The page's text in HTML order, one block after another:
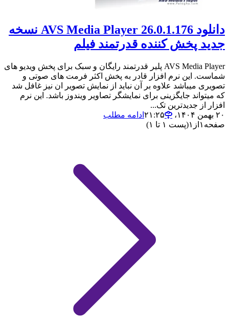
دانلود AVS Media Player 26.0.1.176 نسخه
جدید پخش کننده قدرتمند فیلم
AVS Media Player پلیر قدرتمند رایگان و سبک برای پخش ویدیو های
شماست. این نرم افزار قادر به پخش اکثر فرمت های صوتی و
تصویری میباشد علاوه بر آن نباید از نمایش تصویر ان نیز غافل شد
که میتواند جایگزینی برای نمایشگر تصاویر ویندوز باشد. این نرم
افزار از جدیدترین تک...
۲۰ بهمن ۱۴۰۴،‏ ۲۱:۲۵
ادامه مطلب
صفحه ۱ از ۱(پست ۱ تا ۱)